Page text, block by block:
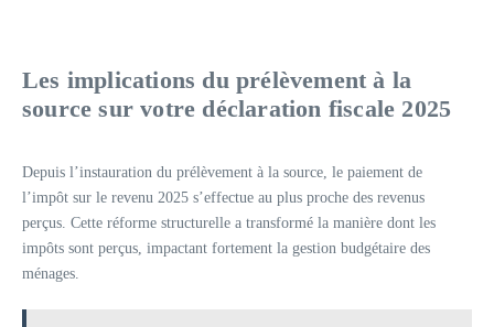
Les implications du prélèvement à la
source sur votre déclaration fiscale 2025
Depuis l’instauration du prélèvement à la source, le paiement de
l’impôt sur le revenu 2025 s’effectue au plus proche des revenus
perçus. Cette réforme structurelle a transformé la manière dont les
impôts sont perçus, impactant fortement la gestion budgétaire des
ménages.